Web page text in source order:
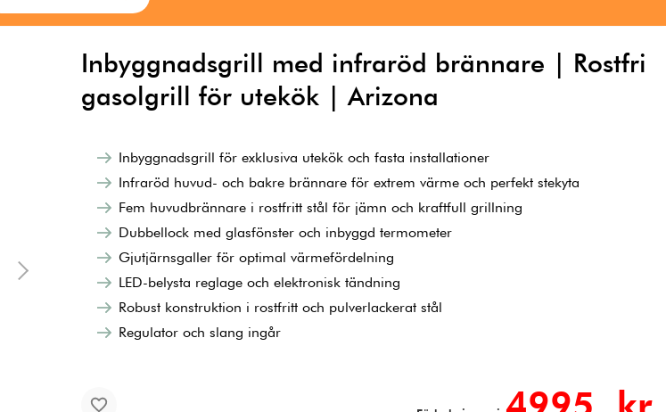
Inbyggnadsgrill med infraröd brännare | Rostfri
gasolgrill för utekök | Arizona
Inbyggnadsgrill för exklusiva utekök och fasta installationer
Infraröd huvud- och bakre brännare för extrem värme och perfekt stekyta
Fem huvudbrännare i rostfritt stål för jämn och kraftfull grillning
Dubbellock med glasfönster och inbyggd termometer
Gjutjärnsgaller för optimal värmefördelning
LED-belysta reglage och elektronisk tändning
Robust konstruktion i rostfritt och pulverlackerat stål
Regulator och slang ingår